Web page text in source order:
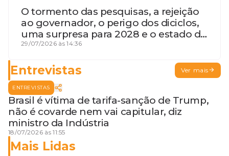
O tormento das pesquisas, a rejeição
ao governador, o perigo dos diciclos,
uma surpresa para 2028 e o estado de
terceira guerra mundial
29/07/2026 às 14:36
Entrevistas Ver mais
ENTREVISTAS
Brasil é vítima de tarifa-sanção de Trump,
não é covarde nem vai capitular, diz
ministro da Indústria
18/07/2026 às 11:55
Mais Lidas